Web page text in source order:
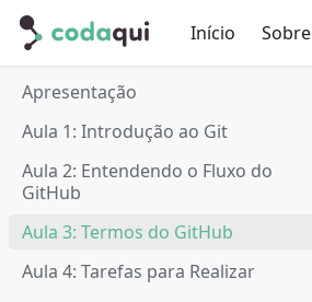
Início Sobre
Apresentação
Aula 1: Introdução ao Git
Aula 2: Entendendo o Fluxo do
GitHub
Aula 3: Termos do GitHub
Aula 4: Tarefas para Realizar